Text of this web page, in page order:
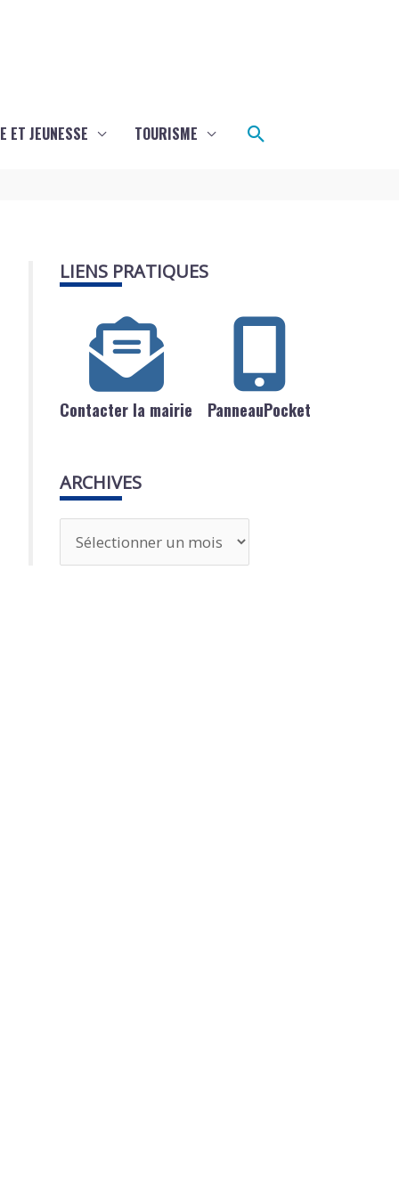
ET JEUNESSE TOURISME Rechercher
LIENS PRATIQUES
Contacter la mairie PanneauPocket
ARCHIVES
r